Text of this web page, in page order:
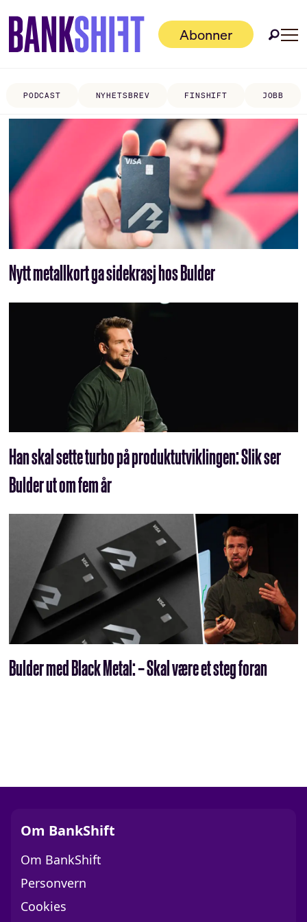
Abonner
PODCAST NYHETSBREV FINSHIFT JOBB
Tag:
nicolai
hope
møller
Nytt metallkort ga sidekrasj hos Bulder
Han skal sette turbo på produkt­utviklingen: Slik ser
Bulder ut om fem år
Bulder med Black Metal: – Skal være et steg foran
Om BankShift
Om BankShift
Personvern
Cookies